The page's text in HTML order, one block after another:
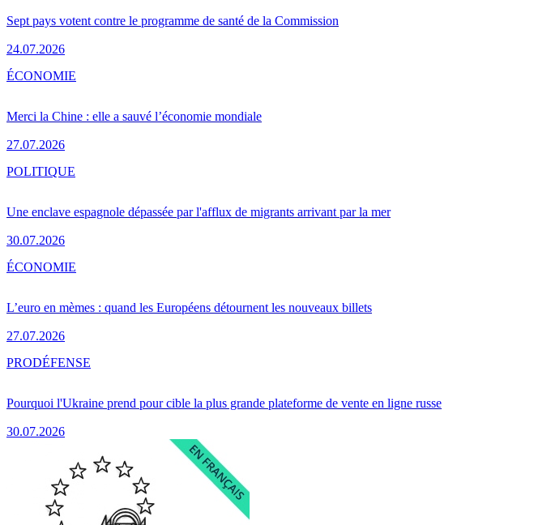
Sept pays votent contre le programme de santé de la Commission
24.07.2026
Merci la Chine : elle a sauvé l’économie mondiale
27.07.2026
ÉCONOMIE
Une enclave espagnole dépassée par l'afflux de migrants arrivant par la mer
30.07.2026
POLITIQUE
L’euro en mèmes : quand les Européens détournent les nouveaux billets
27.07.2026
ÉCONOMIE
Pourquoi l'Ukraine prend pour cible la plus grande plateforme de vente en ligne russe
30.07.2026
PRODÉFENSE